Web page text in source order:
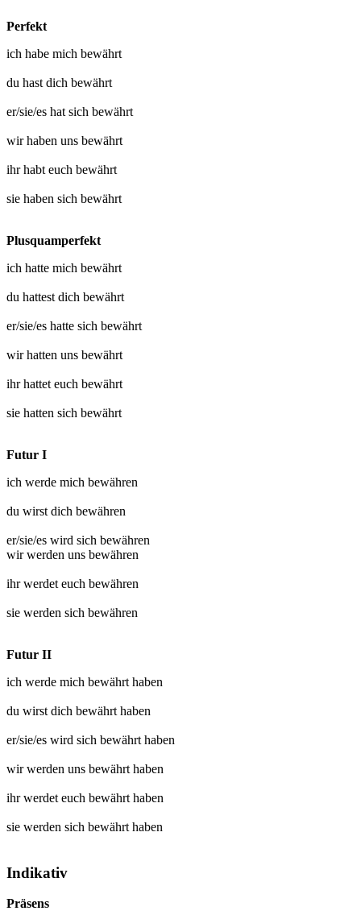
Perfekt
ich habe mich bewährt
du hast dich bewährt
er/sie/es hat sich bewährt
wir haben uns bewährt
ihr habt euch bewährt
sie haben sich bewährt
Plusquamperfekt
ich hatte mich bewährt
du hattest dich bewährt
er/sie/es hatte sich bewährt
wir hatten uns bewährt
ihr hattet euch bewährt
sie hatten sich bewährt
Futur I
ich werde mich bewähren
du wirst dich bewähren
er/sie/es wird sich bewähren
wir werden uns bewähren
ihr werdet euch bewähren
sie werden sich bewähren
Futur II
ich werde mich bewährt haben
du wirst dich bewährt haben
er/sie/es wird sich bewährt haben
wir werden uns bewährt haben
ihr werdet euch bewährt haben
sie werden sich bewährt haben
Indikativ
Präsens